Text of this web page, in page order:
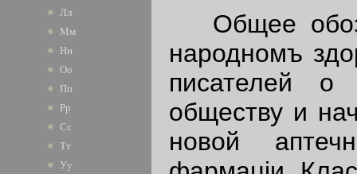
Лл
Мм
Нн
Оо
Пп
Рр
Сс
Тт
Уу
Общее
народномъ
писателей о
обществу и
новой